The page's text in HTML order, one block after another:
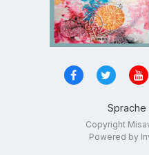
Sprache
Copyright
Powered by